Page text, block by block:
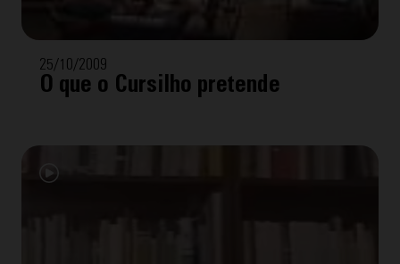
25/10/2009
O que o Cursilho pretende